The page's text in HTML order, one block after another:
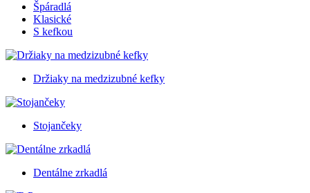
Špáradlá
Klasické
S kefkou
Držiaky na medzizubné kefky
Stojančeky
Dentálne zrkadlá